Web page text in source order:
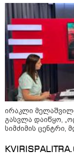
ავრცელებენ
ირაკლი
გასვლა დაიწყო,
სიმძიმის ცენტრი,
ამოცანაა,